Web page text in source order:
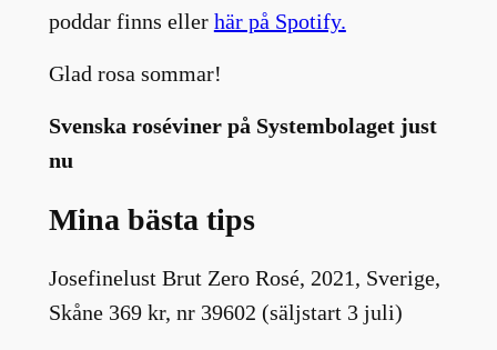
poddar finns eller här på Spotify.
Glad rosa sommar!
Svenska roséviner på Systembolaget just
nu
Mina bästa tips
Josefinelust Brut Zero Rosé, 2021, Sverige,
Skåne 369 kr, nr 39602 (säljstart 3 juli)